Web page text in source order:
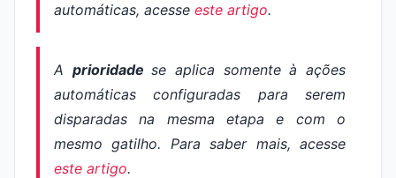
automáticas, acesse este artigo.
A prioridadese aplica somente à ações
automáticas configuradas para serem
disparadas na mesma etapa e com o
mesmo gatilho. Para saber mais, acesse
este artigo.